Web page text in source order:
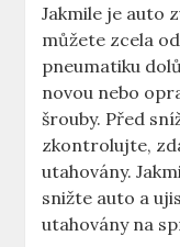
Jakmile je​ auto⁣
můžete zcela
pneumatiku
novou nebo
šrouby. Před
zkontrolujte,
⁢utahovány.
snižte auto ‌a
utahovány na